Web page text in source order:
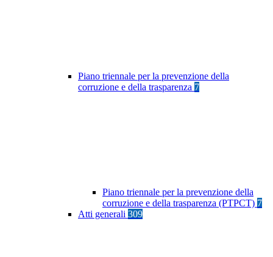
Piano triennale per la prevenzione della
corruzione e della trasparenza 7
Piano triennale per la prevenzione della
corruzione e della trasparenza (PTPCT) 7
Atti generali 309